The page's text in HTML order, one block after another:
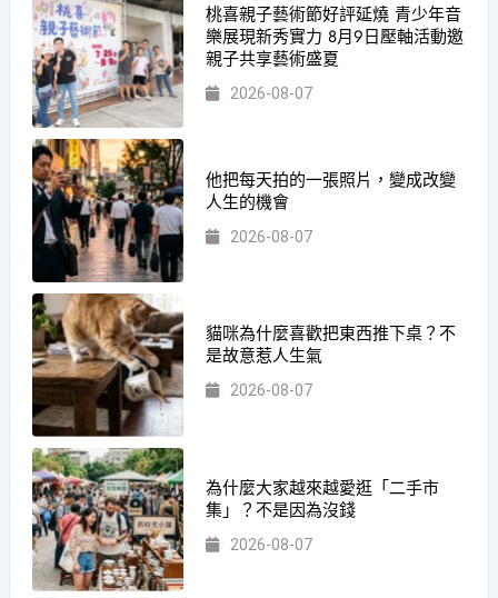
桃喜親子藝術節好評延燒 青少年音
樂展現新秀實力 8月9日壓軸活動邀
親子共享藝術盛夏
2026-08-07
他把每天拍的一張照片，變成改變
人生的機會
2026-08-07
貓咪為什麼喜歡把東西推下桌？不
是故意惹人生氣
2026-08-07
為什麼大家越來越愛逛「二手市
集」？不是因為沒錢
2026-08-07